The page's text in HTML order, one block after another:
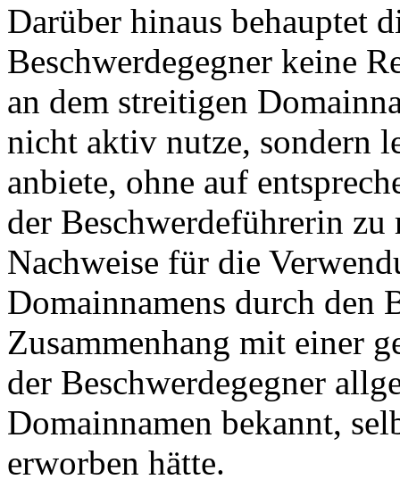
Darüber hinaus behauptet
Beschwerdegegner keine
an dem streitigen
nicht aktiv nutze, sondern
anbiete, ohne auf
der Beschwerdeführerin
Nachweise für die
Domainnamens durch den
Zusammenhang mit einer
der Beschwerdegegner
Domainnamen bekannt,
erworben hätte.